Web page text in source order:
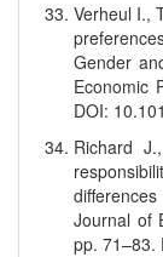
Verheul I.,
Gender
Economic
DOI:
Richard
Journal of
pp. 71–83.